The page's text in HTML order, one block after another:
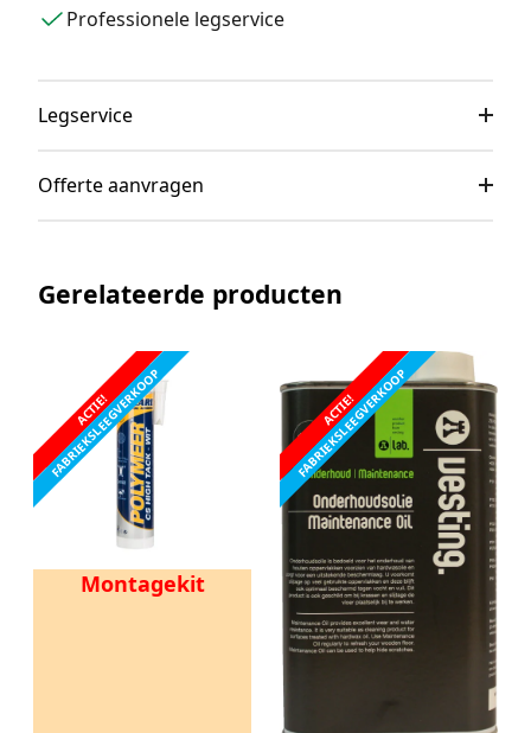
Professionele legservice
Legservice
Offerte aanvragen
Gerelateerde producten
ACTIE!
FABRIEKSLEEGVERKOOP
Montagekit
ACTIE!
FABRIEKSLEEGVERKOOP